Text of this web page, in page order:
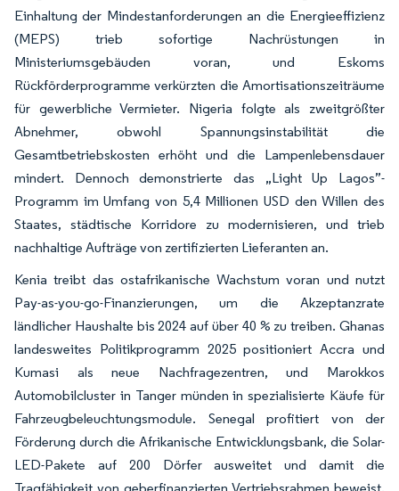
Einhaltung der Mindestanforderungen an die Energieeffizienz
(MEPS) trieb sofortige Nachrüstungen in
Ministeriumsgebäuden voran, und Eskoms
Rückförderprogramme verkürzten die Amortisationszeiträume
für gewerbliche Vermieter. Nigeria folgte als zweitgrößter
Abnehmer, obwohl Spannungsinstabilität die
Gesamtbetriebskosten erhöht und die Lampenlebensdauer
mindert. Dennoch demonstrierte das „Light Up Lagos”-
Programm im Umfang von 5,4 Millionen USD den Willen des
Staates, städtische Korridore zu modernisieren, und trieb
nachhaltige Aufträge von zertifizierten Lieferanten an.
Kenia treibt das ostafrikanische Wachstum voran und nutzt
Pay-as-you-go-Finanzierungen, um die Akzeptanzrate
ländlicher Haushalte bis 2024 auf über 40 % zu treiben. Ghanas
landesweites Politikprogramm 2025 positioniert Accra und
Kumasi als neue Nachfragezentren, und Marokkos
Automobilcluster in Tanger münden in spezialisierte Käufe für
Fahrzeugbeleuchtungsmodule. Senegal profitiert von der
Förderung durch die Afrikanische Entwicklungsbank, die Solar-
LED-Pakete auf 200 Dörfer ausweitet und damit die